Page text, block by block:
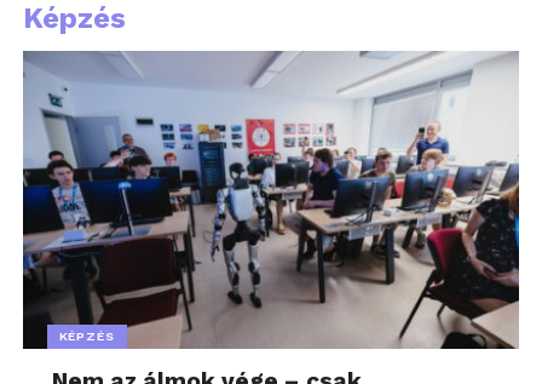
Képzés
KÉPZÉS